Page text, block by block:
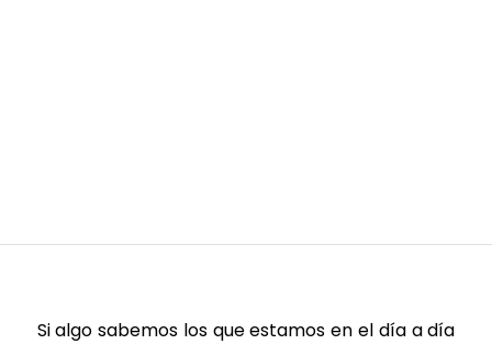
Si algo sabemos los que estamos en el día a día